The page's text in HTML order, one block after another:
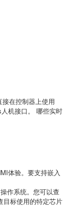
在控制器上使用
机接口。 哪些实时
体验。要支持嵌入
作系统。您可以查
目标使用的特定芯片